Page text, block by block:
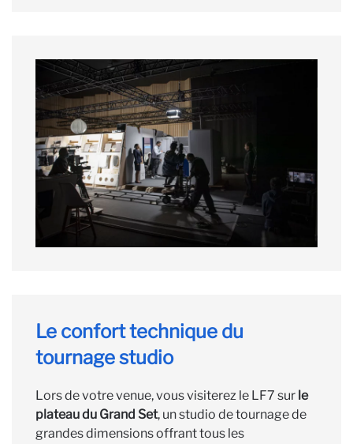
Le confort technique du
tournage studio
Lors de votre venue, vous visiterez le LF7 sur le
plateau du Grand Set, un studio de tournage de
grandes dimensions offrant tous les